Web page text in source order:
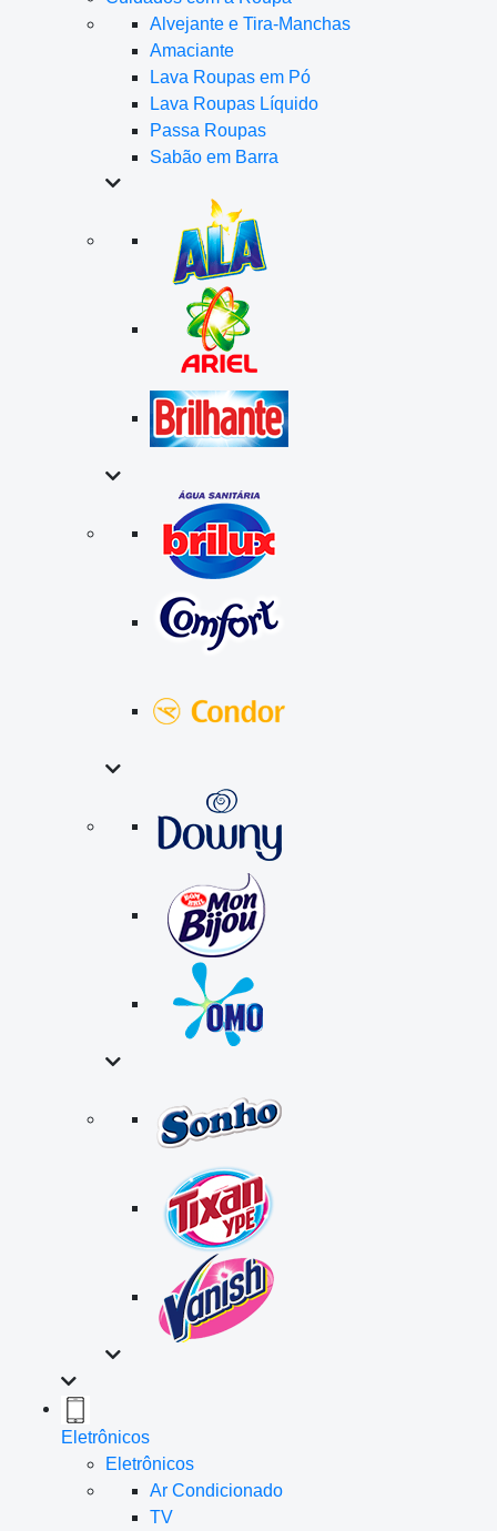
Alvejante e Tira-Manchas
Amaciante
Lava Roupas em Pó
Lava Roupas Líquido
Passa Roupas
Sabão em Barra
Eletrônicos
Eletrônicos
Ar Condicionado
TV